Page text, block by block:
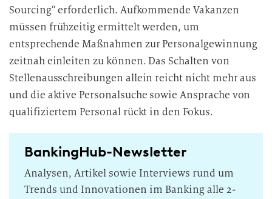
Sourcing“ erforderlich. Aufkommende Vakanzen
müssen frühzeitig ermittelt werden, um
entsprechende Maßnahmen zur Personalgewinnung
zeitnah einleiten zu können. Das Schalten von
Stellenausschreibungen allein reicht nicht mehr aus
und die aktive Personalsuche sowie Ansprache von
qualifiziertem Personal rückt in den Fokus.
BankingHub-Newsletter
Analysen, Artikel sowie Interviews rund um
Trends und Innovationen im Banking alle 2-